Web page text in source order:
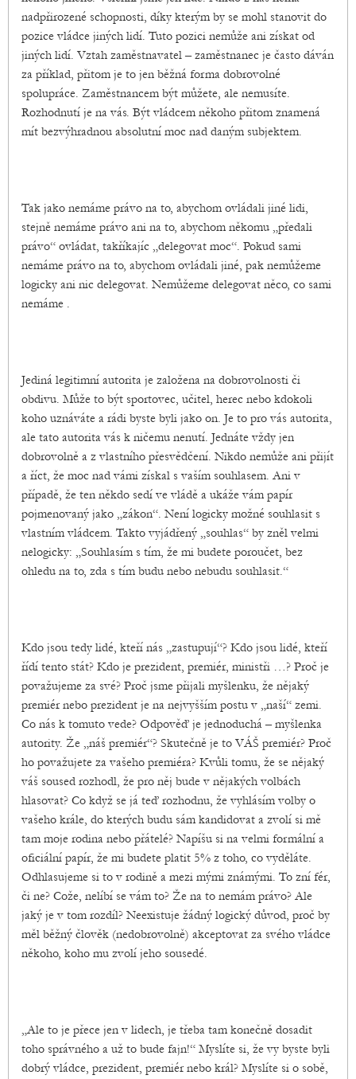
nadpřirozené schopnosti, díky kterým by se mohl stanovit do
pozice vládce jiných lidí. Tuto pozici nemůže ani získat od
jiných lidí. Vztah zaměstnavatel – zaměstnanec je často dáván
za příklad, přitom je to jen běžná forma dobrovolné
spolupráce. Zaměstnancem být můžete, ale nemusíte.
Rozhodnutí je na vás. Být vládcem někoho přitom znamená
mít bezvýhradnou absolutní moc nad daným subjektem.
Tak jako nemáme právo na to, abychom ovládali jiné lidi,
stejně nemáme právo ani na to, abychom někomu „předali
právo“ ovládat, takříkajíc „delegovat moc“. Pokud sami
nemáme právo na to, abychom ovládali jiné, pak nemůžeme
logicky ani nic delegovat. Nemůžeme delegovat něco, co sami
nemáme .
Jediná legitimní autorita je založena na dobrovolnosti či
obdivu. Může to být sportovec, učitel, herec nebo kdokoli
koho uznáváte a rádi byste byli jako on. Je to pro vás autorita,
ale tato autorita vás k ničemu nenutí. Jednáte vždy jen
dobrovolně a z vlastního přesvědčení. Nikdo nemůže ani přijít
a říct, že moc nad vámi získal s vaším souhlasem. Ani v
případě, že ten někdo sedí ve vládě a ukáže vám papír
pojmenovaný jako „zákon“. Není logicky možné souhlasit s
vlastním vládcem. Takto vyjádřený „souhlas“ by zněl velmi
nelogicky: „Souhlasím s tím, že mi budete poroučet, bez
ohledu na to, zda s tím budu nebo nebudu souhlasit.“
Kdo jsou tedy lidé, kteří nás „zastupují“? Kdo jsou lidé, kteří
řídí tento stát? Kdo je prezident, premiér, ministři …? Proč je
považujeme za své? Proč jsme přijali myšlenku, že nějaký
premiér nebo prezident je na nejvyšším postu v „naší“ zemi.
Co nás k tomuto vede? Odpověď je jednoduchá – myšlenka
autority. Že „náš premiér“? Skutečně je to VÁŠ premiér? Proč
ho považujete za vašeho premiéra? Kvůli tomu, že se nějaký
váš soused rozhodl, že pro něj bude v nějakých volbách
hlasovat? Co když se já teď rozhodnu, že vyhlásím volby o
vašeho krále, do kterých budu sám kandidovat a zvolí si mě
tam moje rodina nebo přátelé? Napíšu si na velmi formální a
oficiální papír, že mi budete platit 5% z toho, co vyděláte.
Odhlasujeme si to v rodině a mezi mými známými. To zní fér,
či ne? Cože, nelíbí se vám to? Že na to nemám právo? Ale
jaký je v tom rozdíl? Neexistuje žádný logický důvod, proč by
měl běžný člověk (nedobrovolně) akceptovat za svého vládce
někoho, koho mu zvolí jeho sousedé.
„Ale to je přece jen v lidech, je třeba tam konečně dosadit
toho správného a už to bude fajn!“ Myslíte si, že vy byste byli
dobrý vládce, prezident, premiér nebo král? Myslíte si o sobě,